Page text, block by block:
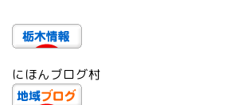
にほんブログ村